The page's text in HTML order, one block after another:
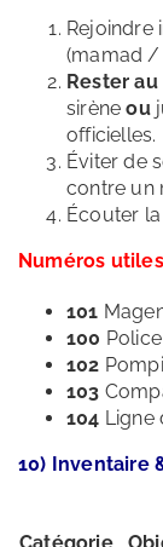
Rejoindre
(mamad /
Rester
sirèneou
officielles.
Éviter de
contre un
Écouter la
Numéros
101
100 Police
102
103
104 Ligne
10) Inventaire
Catégorie